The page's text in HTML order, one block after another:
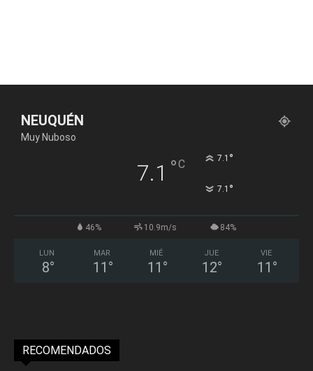
NEUQUÉN
Muy Nuboso
7.1 °C 7.1 °
7.1 °
46% 10.9m/s 84%
LUN
8°
MAR
11 °
MIÉ
11 °
JUE
12°
VIE
11 °
RECOMENDADOS